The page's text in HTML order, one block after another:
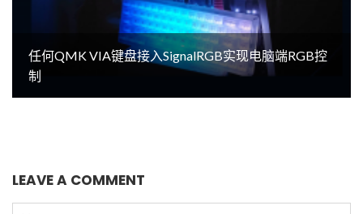
任何QMK VIA键盘接入SignalRGB实现电脑端RGB控
制
LEAVE A COMMENT